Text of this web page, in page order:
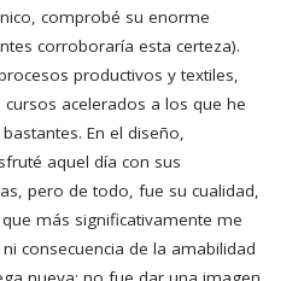
comprobé su enorme
corroboraría esta certeza).
productivos y textiles,
acelerados a los que he
En el diseño,
aquel día con sus
pero de todo, fue su cualidad,
más significativamente me
consecuencia de la amabilidad